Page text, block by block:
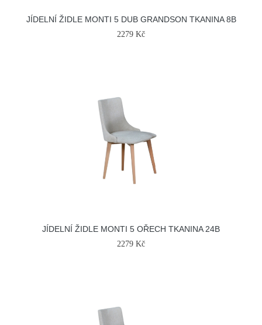
JÍDELNÍ ŽIDLE MONTI 5 DUB GRANDSON TKANINA 8B
2279 Kč
JÍDELNÍ ŽIDLE MONTI 5 OŘECH TKANINA 24B
2279 Kč